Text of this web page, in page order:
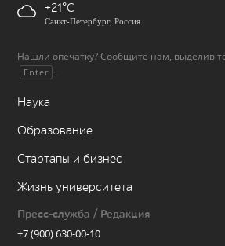
+21
Санкт-Петербург, Россия
Нашли опечатку? Сообщите нам, выделив
Enter .
Наука
Образование
Стартапы и бизнес
Жизнь университета
Пресс-служба / Редакция
+7 (900) 630-00-10